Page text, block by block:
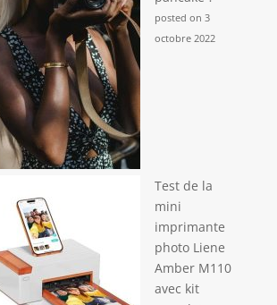
posted on 3
octobre 2022
Test de la
mini
imprimante
photo Liene
Amber M110
avec kit